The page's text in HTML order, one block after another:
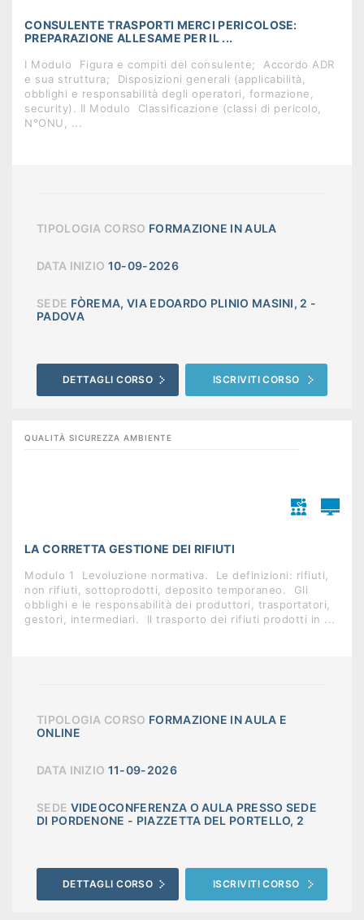
CONSULENTE TRASPORTI MERCI PERICOLOSE:
PREPARAZIONE ALLESAME PER IL ...
I Modulo  Figura e compiti del consulente;  Accordo ADR
e sua struttura;  Disposizioni generali (applicabilità,
obblighi e responsabilità degli operatori, formazione,
security). II Modulo  Classificazione (classi di pericolo,
N°ONU, ...
TIPOLOGIA CORSO FORMAZIONE IN AULA
DATA INIZIO 10-09-2026
SEDE FÒREMA, VIA EDOARDO PLINIO MASINI, 2 -
PADOVA
DETTAGLI CORSO ISCRIVITI CORSO
QUALITÀ SICUREZZA AMBIENTE
LA CORRETTA GESTIONE DEI RIFIUTI
Modulo 1  Levoluzione normativa.  Le definizioni: rifiuti,
non rifiuti, sottoprodotti, deposito temporaneo.  Gli
obblighi e le responsabilità dei produttori, trasportatori,
gestori, intermediari.  Il trasporto dei rifiuti prodotti in ...
TIPOLOGIA CORSO FORMAZIONE IN AULA E
ONLINE
DATA INIZIO 11-09-2026
SEDE VIDEOCONFERENZA O AULA PRESSO SEDE
DI PORDENONE - PIAZZETTA DEL PORTELLO, 2
DETTAGLI CORSO ISCRIVITI CORSO